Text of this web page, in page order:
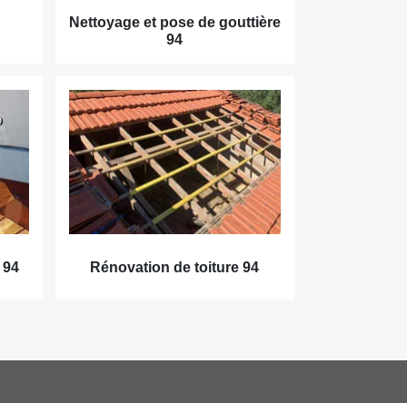
Nettoyage et pose de gouttière
94
Rénovation de toiture 94